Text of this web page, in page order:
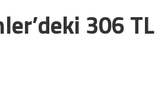
306 TL